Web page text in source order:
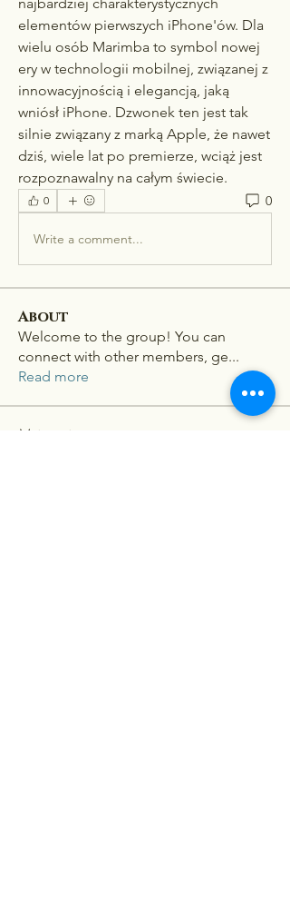
elementów pierwszych iPhone'ów. Dla
wielu osób Marimba to symbol nowej
ery w technologii mobilnej, związanej z
innowacyjnością i elegancją, jaką
wniósł iPhone. Dzwonek ten jest tak
silnie związany z marką Apple, że nawet
dziś, wiele lat po premierze, wciąż jest
rozpoznawalny na całym świecie.
0 0
Write a comment...
About
Welcome to the group! You can
connect with other members, ge...
Read more
Members